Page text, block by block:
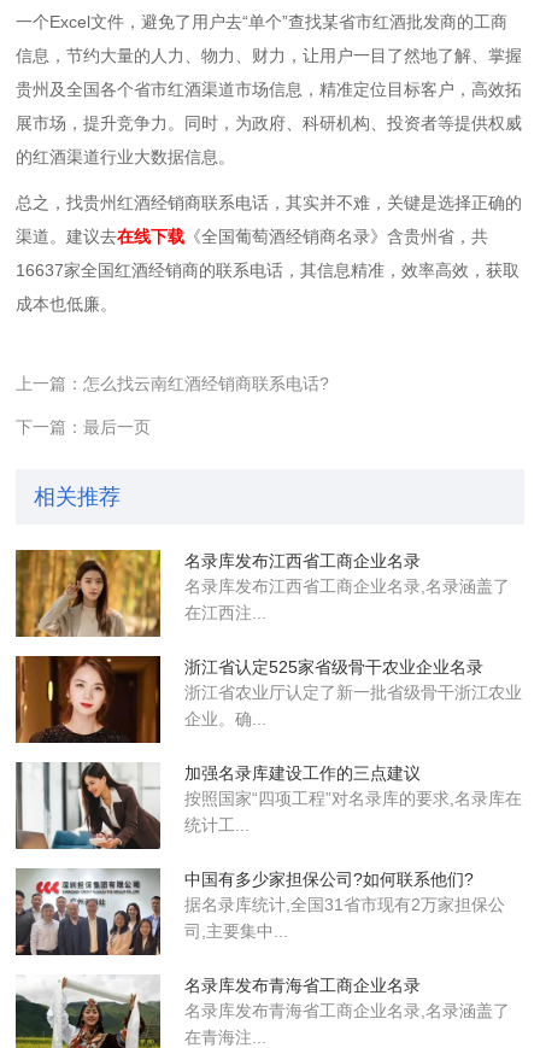
一个Excel文件，避免了用户去“单个”查找某省市红酒批发商的工商
信息，节约大量的人力、物力、财力，让用户一目了然地了解、掌握
贵州及全国各个省市红酒渠道市场信息，精准定位目标客户，高效拓
展市场，提升竞争力。同时，为政府、科研机构、投资者等提供权威
的红酒渠道行业大数据信息。
总之，找贵州红酒经销商联系电话，其实并不难，关键是选择正确的
渠道。建议去在线下载 《全国葡萄酒经销商名录》含贵州省，共
16637家全国红酒经销商的联系电话，其信息精准，效率高效，获取
成本也低廉。
上一篇：怎么找云南红酒经销商联系电话?
下一篇：最后一页
相关推荐
名录库发布江西省工商企业名录
名录库​发布江西省工商企业名录,名录涵盖了
在江西注...
浙江省认定525家省级骨干农业企业​名录
浙江省农业厅认定了新一批省级骨干浙江农业
企业​。确...
加强名录库建设工作的三点建议
按照国家“四项工程”对名录库的要求,名录库在
统计工...
中国有多少家担保公司?如何联系他们?
据名录库统计,全国31省市现有2万家担保公
司,主要集中...
名录库发布青海省工商企业名录
名录库​发布青海省工商企业名录,名录涵盖了
在青海注...